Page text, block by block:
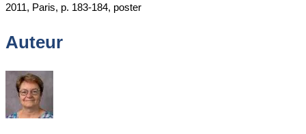
2011, Paris, p. 183-184, poster
Auteur